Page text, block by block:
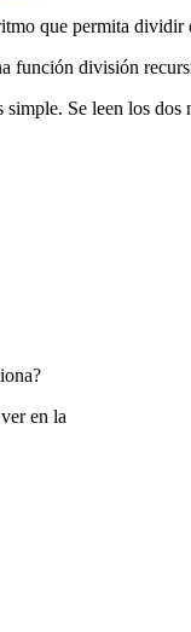
que permita
función división
Se leen los
en la